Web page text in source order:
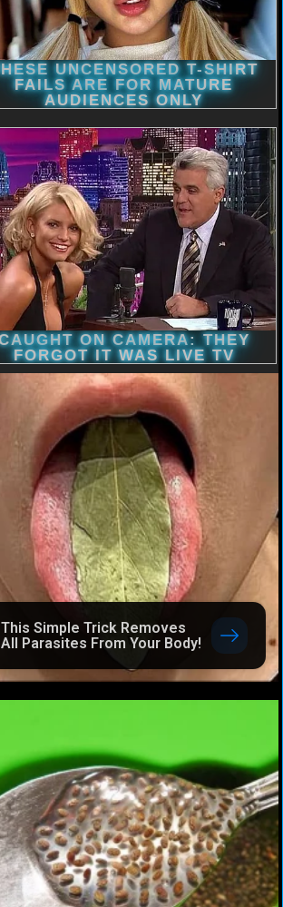
This Simple Trick Removes
All Parasites From Your Body!